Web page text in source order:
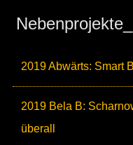
Nebenprojekte_
2019 Abwärts: Smart
2019 Bela B:
überall